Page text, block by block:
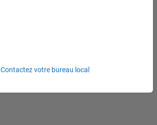
Contactez votre bureau local